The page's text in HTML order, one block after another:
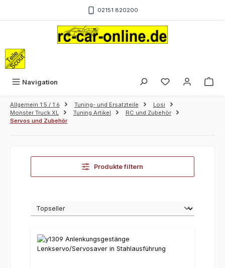
02151 820200
Navigation
Allgemein 1:5 / 1:6 Tuning- und Ersatzteile
Losi
Monster Truck XL
Tuning Artikel
RC und Zubehör
Servos und Zubehör
Produkte filtern